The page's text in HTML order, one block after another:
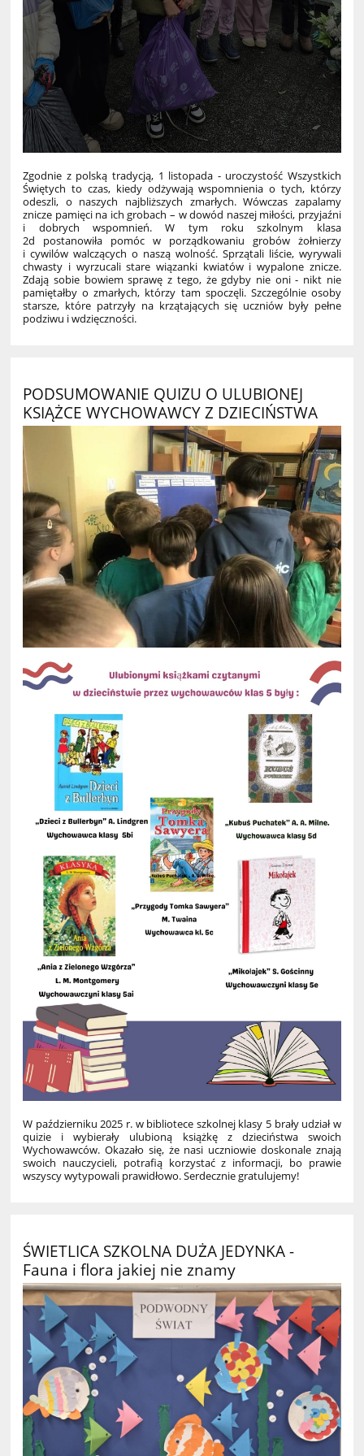
Zgodnie z polską tradycją, 1 listopada - uroczystość Wszystkich
Świętych to czas, kiedy odżywają wspomnienia o tych, którzy
odeszli, o naszych najbliższych zmarłych. Wówczas zapalamy
znicze pamięci na ich grobach – w dowód naszej miłości, przyjaźni
i dobrych wspomnień. W tym roku szkolnym klasa
2d postanowiła pomóc w porządkowaniu grobów żołnierzy
i cywilów walczących o naszą wolność. Sprzątali liście, wyrywali
chwasty i wyrzucali stare wiązanki kwiatów i wypalone znicze.
Zdają sobie bowiem sprawę z tego, że gdyby nie oni - nikt nie
pamiętałby o zmarłych, którzy tam spoczęli. Szczególnie osoby
starsze, które patrzyły na krzątających się uczniów były pełne
podziwu i wdzięczności.
PODSUMOWANIE QUIZU O ULUBIONEJ
KSIĄŻCE WYCHOWAWCY Z DZIECIŃSTWA
W październiku 2025 r. w bibliotece szkolnej klasy 5 brały udział w
quizie i wybierały ulubioną książkę z dzieciństwa swoich
Wychowawców. Okazało się, że nasi uczniowie doskonale znają
swoich nauczycieli, potrafią korzystać z informacji, bo prawie
wszyscy wytypowali prawidłowo. Serdecznie gratulujemy!
ŚWIETLICA SZKOLNA DUŻA JEDYNKA -
Fauna i flora jakiej nie znamy